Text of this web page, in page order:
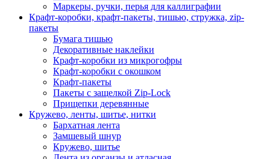
Маркеры, ручки, перья для каллиграфии
Крафт-коробки, крафт-пакеты, тишью, стружка, zip-
пакеты
Бумага тишью
Декоративные наклейки
Крафт-коробки из микрогофры
Крафт-коробки с окошком
Крафт-пакеты
Пакеты с защелкой Zip-Lock
Прищепки деревянные
Кружево, ленты, шитье, нитки
Бархатная лента
Замшевый шнур
Кружево, шитье